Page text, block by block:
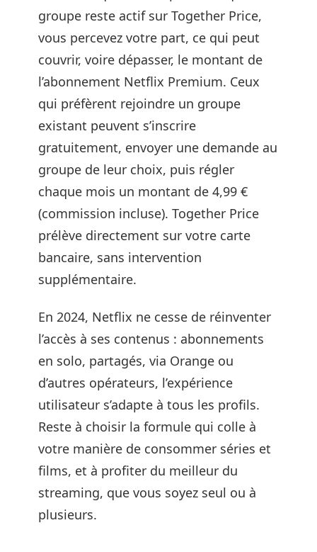
groupe reste actif sur Together Price,
vous percevez votre part, ce qui peut
couvrir, voire dépasser, le montant de
l’abonnement Netflix Premium. Ceux
qui préfèrent rejoindre un groupe
existant peuvent s’inscrire
gratuitement, envoyer une demande au
groupe de leur choix, puis régler
chaque mois un montant de 4,99 €
(commission incluse). Together Price
prélève directement sur votre carte
bancaire, sans intervention
supplémentaire.
En 2024, Netflix ne cesse de réinventer
l’accès à ses contenus : abonnements
en solo, partagés, via Orange ou
d’autres opérateurs, l’expérience
utilisateur s’adapte à tous les profils.
Reste à choisir la formule qui colle à
votre manière de consommer séries et
films, et à profiter du meilleur du
streaming, que vous soyez seul ou à
plusieurs.